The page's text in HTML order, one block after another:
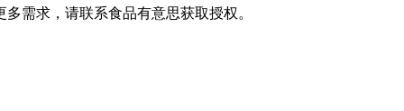
需求，请联系食品有意思获取授权。